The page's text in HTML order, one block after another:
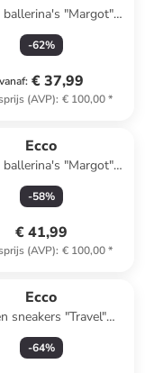
ballerina's "Margot"
zilverkleurig
-62%
vanaf: € 37,99
(AVP): € 100,00*
Ecco
ballerina's "Margot"
rood
-58%
€ 41,99
(AVP): € 100,00*
Ecco
sneakers "Travel"
lichtroze
-64%